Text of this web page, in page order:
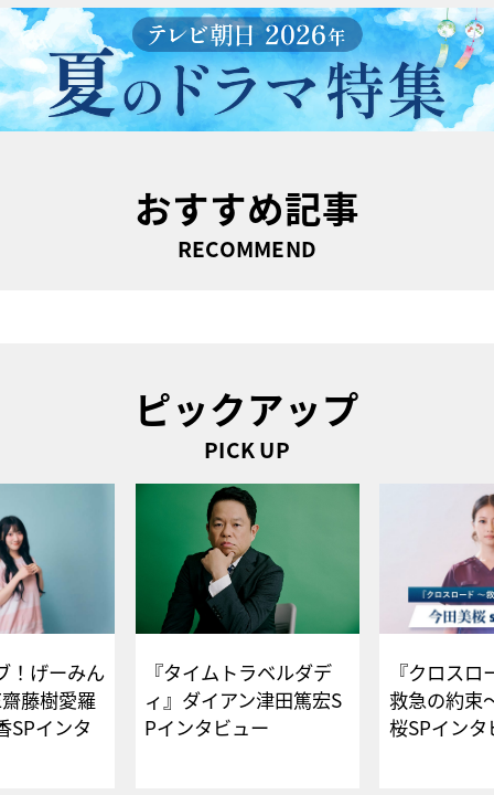
おすすめ記事
RECOMMEND
ピックアップ
PICK UP
！げーみん
藤樹愛羅
SPインタ
『タイムトラベルダデ
ィ』ダイアン津田篤宏S
Pインタビュー
『クロス
救急の約束
桜SPイ